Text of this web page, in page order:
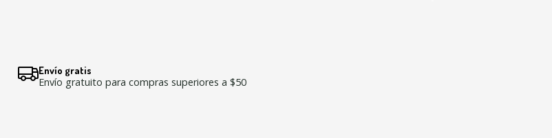
Envío gratis
Envío gratuito para compras superiores a $50